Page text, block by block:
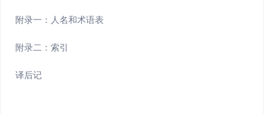
附录一：人名和术语表
附录二：索引
译后记